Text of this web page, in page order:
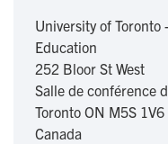
University of
Education
252 Bloor St West
Salle de conférence
Toronto ON M5S 1V6
Canada